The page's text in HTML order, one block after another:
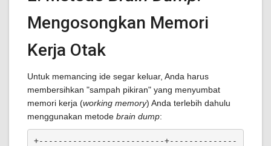
Mengosongkan Memori
Kerja Otak
Untuk memancing ide segar keluar, Anda harus
membersihkan "sampah pikiran" yang menyumbat
memori kerja (working memory) Anda terlebih dahulu
menggunakan metode brain dump:
+--------------------------+--------------